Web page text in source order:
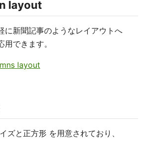
layout
に新聞記事のようなレイアウトへ
できます。
layout
ズと正方形 を用意されており、